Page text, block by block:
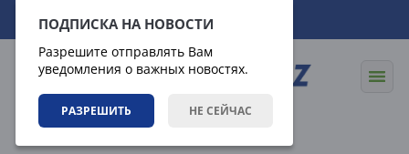
ПОДПИСКА НА НОВОСТИ
Разрешите отправлять Вам
уведомления о важных новостях.
РАЗРЕШИТЬ НЕ СЕЙЧАС
06.08.2026 19:48:19